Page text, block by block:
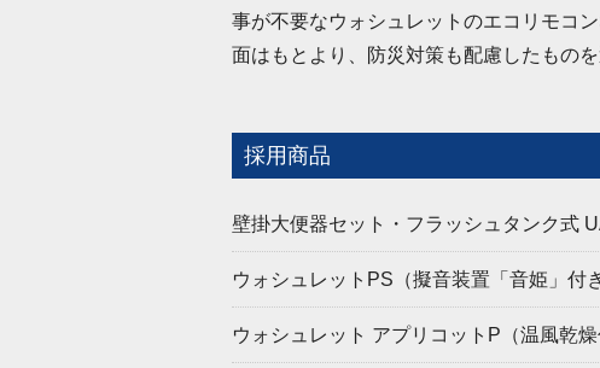
事が不要なウォシュレットのエコリモコ
面はもとより、防災対策も配慮したものを
採用商品
壁掛大便器セット・フラッシュタンク式
ウォシュレットPS（擬音装置「音姫」付
ウォシュレット アプリコットP（温風乾